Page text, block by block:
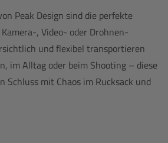
Peak Design sind die perfekte
, Video- oder Drohnen-
und flexibel transportieren
im Alltag oder beim Shooting – diese
Schluss mit Chaos im Rucksack und